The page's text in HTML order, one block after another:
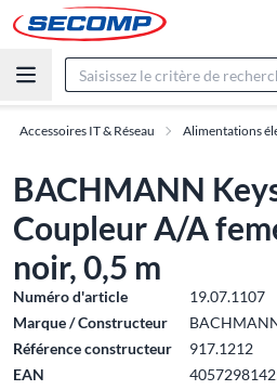
Accessoires IT & Réseau Alimentations
BACHMANN
Coupleur A/A
noir, 0,5 m
Numéro d'article
19.07.1107
Marque / Constructeur
Référence constructeur
917.1212
EAN